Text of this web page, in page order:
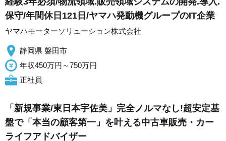
保守/年間休日121日/ヤマハ発動機グループのIT企業
ヤマハモーターソリューション株式会社
静岡県 磐田市
年収450万円～750万円
正社員
「新規事業/東日本宇佐美」完全ノルマなし!超安定基
盤で「本当の顧客第一」を叶える中古車販売・カー
ライフアドバイザー